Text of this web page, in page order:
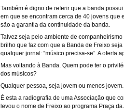
Também é digno de referir que a banda
em que se encontram cerca de 40 jovens que
são a garantia da continuidade da banda.
Talvez seja pelo ambiente de
brilho que faz com que a Banda de Freixo
qualquer jornal: “músico precisa-se”. A oferta
Mas voltando à Banda. Quem pode ter o
dos músicos?
Qualquer pessoa, seja jovem ou menos
É esta a radiografia de uma Associação que
levou o nome de Freixo ao programa Praça